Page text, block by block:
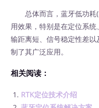
总体而言，蓝牙低功耗
用效果，特别是在定位系
输距离短、信号稳定性差
制了其广泛应用。
相关阅读：
RTK定位技术介绍